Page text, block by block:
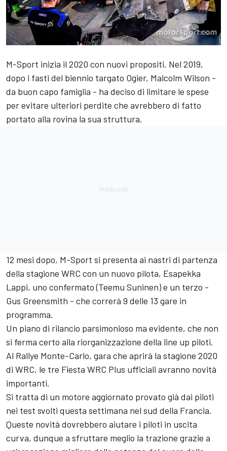
M-Sport inizia il 2020 con nuovi propositi. Nel 2019,
dopo i fasti del biennio targato Ogier, Malcolm Wilson -
da buon capo famiglia - ha deciso di limitare le spese
per evitare ulteriori perdite che avrebbero di fatto
portato alla rovina la sua struttura.
12 mesi dopo, M-Sport si presenta ai nastri di partenza
della stagione WRC con un nuovo pilota, Esapekka
Lappi, uno confermato (Teemu Suninen) e un terzo -
Gus Greensmith - che correrà 9 delle 13 gare in
programma.
Un piano di rilancio parsimonioso ma evidente, che non
si ferma certo alla riorganizzazione della line up piloti.
Al Rallye Monte-Carlo, gara che aprirà la stagione 2020
di WRC, le tre Fiesta WRC Plus ufficiali avranno novità
importanti.
Si tratta di un motore aggiornato provato già dai piloti
nei test svolti questa settimana nel sud della Francia.
Queste novità dovrebbero aiutare i piloti in uscita
curva, dunque a sfruttare meglio la trazione grazie a